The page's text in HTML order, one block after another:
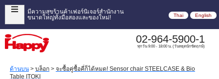
มีความสุขร้านค้าเฟอร์นิเจอร์สำนักงาน
ขนาดใหญ่ทั้งมือสองและของใหม่!
Thai English
02-964-5900-1
ทุกวัน 9:00 - 18:00 น. (วันหยุดนักขัตฤกษ์)
ด้านบน > บล็อก > จะซื้อคู่ซื้อคี่ก็ได้หมด! Sensor chair STEELCASE & Bio
Table ITOKI